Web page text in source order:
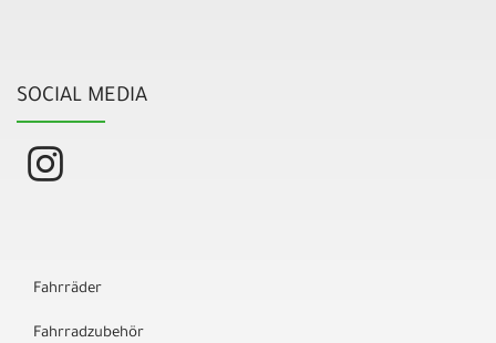
SOCIAL MEDIA
Fahrräder
Fahrradzubehör